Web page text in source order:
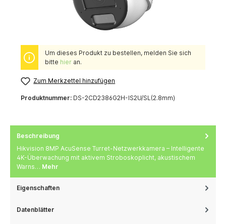
Um dieses Produkt zu bestellen, melden Sie sich
bitte hieran.
Zum Merkzettel hinzufügen
Produktnummer: DS-2CD2386G2H-IS2U/SL(2.8mm)
Beschreibung
Hikvision 8MP AcuSense Turret-Netzwerkkamera – Intelligente
4K-Überwachung mit aktivem Stroboskoplicht, akustischem
Warns… Mehr
Eigenschaften
Datenblätter